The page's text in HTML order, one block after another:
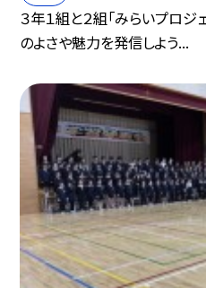
３年１組と２組「みらいプロジ
のよさや魅力を発信しよう...